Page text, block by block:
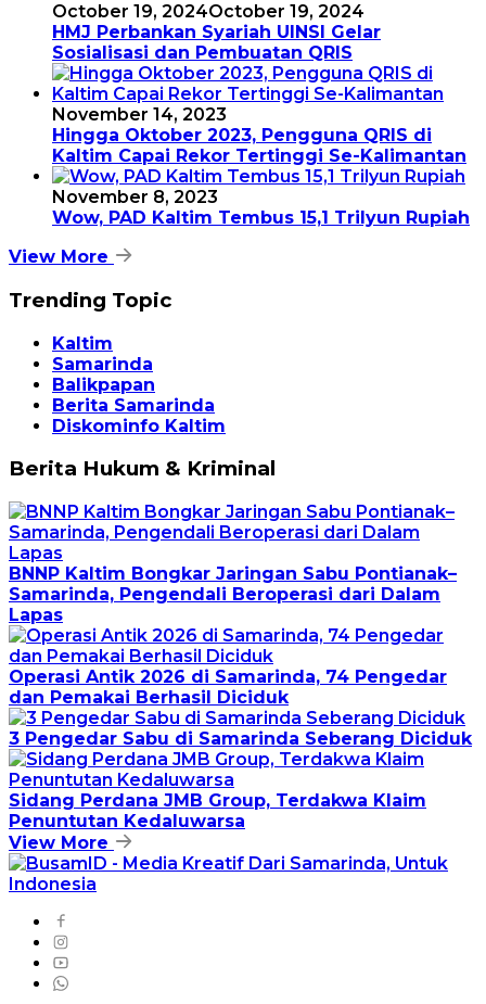
October 19, 2024October 19, 2024
HMJ Perbankan Syariah UINSI Gelar
Sosialisasi dan Pembuatan QRIS
November 14, 2023
Hingga Oktober 2023, Pengguna QRIS di
Kaltim Capai Rekor Tertinggi Se-Kalimantan
November 8, 2023
Wow, PAD Kaltim Tembus 15,1 Trilyun Rupiah
View More
Trending Topic
Kaltim
Samarinda
Balikpapan
Berita Samarinda
Diskominfo Kaltim
Berita Hukum & Kriminal
BNNP Kaltim Bongkar Jaringan Sabu Pontianak–
Samarinda, Pengendali Beroperasi dari Dalam
Lapas
Operasi Antik 2026 di Samarinda, 74 Pengedar
dan Pemakai Berhasil Diciduk
3 Pengedar Sabu di Samarinda Seberang Diciduk
Sidang Perdana JMB Group, Terdakwa Klaim
Penuntutan Kedaluwarsa
View More